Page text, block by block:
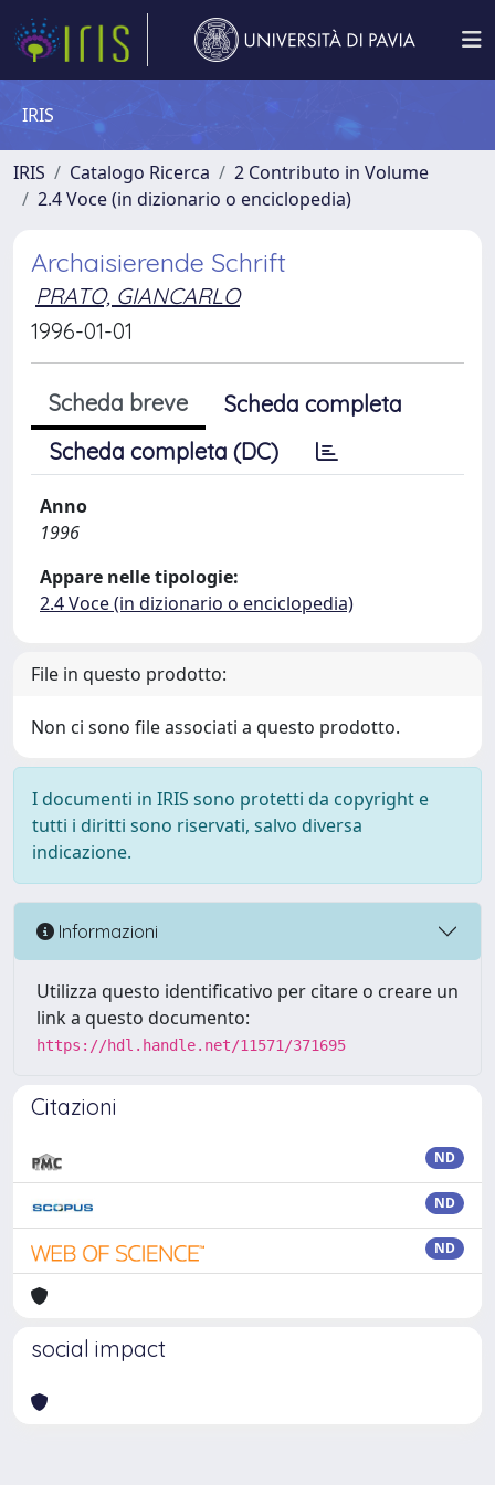
IRIS
IRIS Catalogo Ricerca
2 Contributo in Volume
2.4 Voce (in dizionario o enciclopedia)
Archaisierende Schrift
PRATO, GIANCARLO
1996-01-01
Scheda breve
Scheda completa
Scheda completa (DC)
Anno
1996
Appare nelle tipologie:
2.4 Voce (in dizionario o enciclopedia)
File in questo prodotto:
Non ci sono file associati a questo prodotto.
I documenti in IRIS sono protetti da copyright e
tutti i diritti sono riservati, salvo diversa
indicazione.
Informazioni
Utilizza questo identificativo per citare o creare un
link a questo documento:
https://hdl.handle.net/11571/371695
Citazioni
ND
ND
ND
social impact